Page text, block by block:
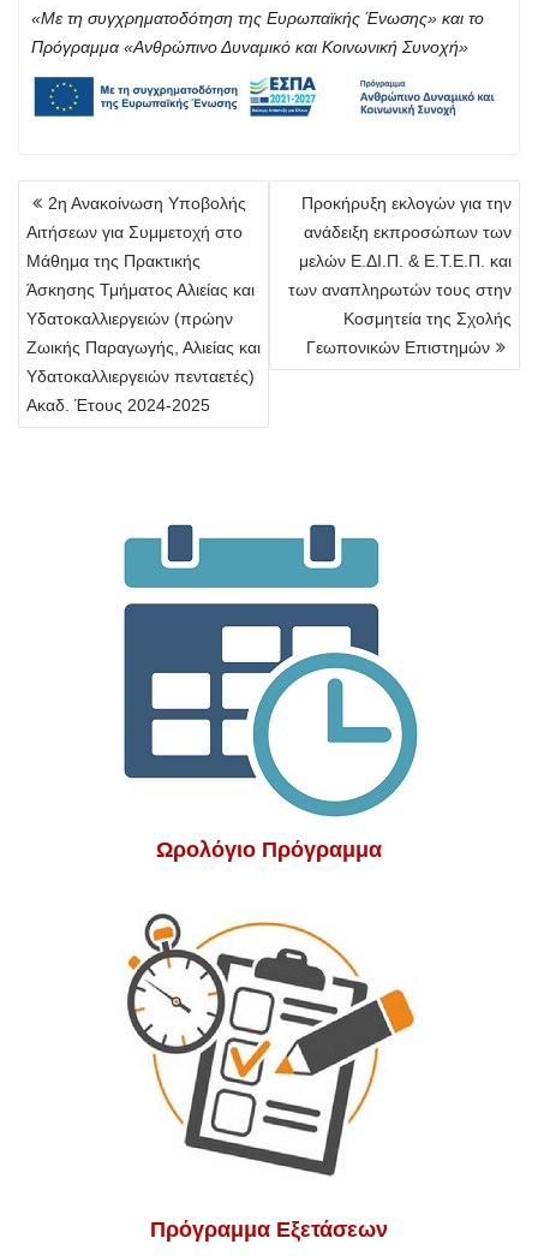
«Με τη συγχρηματοδότηση της Ευρωπαϊκής Ένωσης» και το
Πρόγραμμα «Ανθρώπινο Δυναμικό και Κοινωνική Συνοχή»
Πλοήγηση
άρθρων
2η Ανακοίνωση Υποβολής
Αιτήσεων για Συμμετοχή στο
Μάθημα της Πρακτικής
Άσκησης Τμήματος Αλιείας και
Υδατοκαλλιεργειών (πρώην
Ζωικής Παραγωγής, Αλιείας και
Υδατοκαλλιεργειών πενταετές)
Ακαδ. Έτους 2024-2025
Προκήρυξη εκλογών για την
ανάδειξη εκπροσώπων των
μελών Ε.ΔΙ.Π. & Ε.Τ.Ε.Π. και
των αναπληρωτών τους στην
Κοσμητεία της Σχολής
Γεωπονικών Επιστημών
Ωρολόγιο Πρόγραμμα
Πρόγραμμα Εξετάσεων